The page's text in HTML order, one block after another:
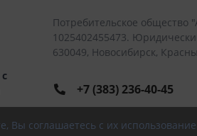
Потребительское
1025402455473.
630049, Новосибирск,
+7 (383) 236-40-45
8 (800) 700-56-43
Вы соглашаетесь с их